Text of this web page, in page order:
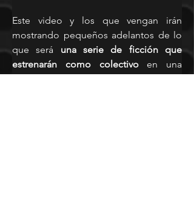
Este video y los que vengan irán
mostrando pequeños adelantos de lo
que será una serie de ficción que
estrenarán como colectivo en una